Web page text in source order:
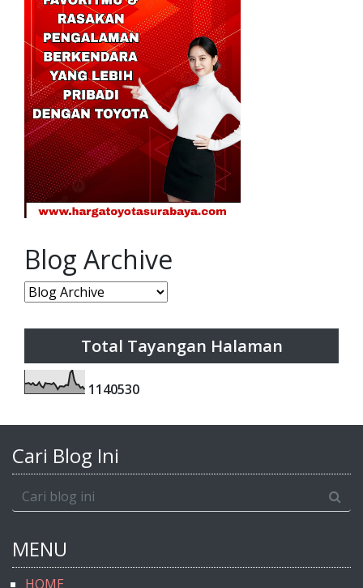
Blog Archive
Total Tayangan Halaman
1140530
Cari Blog Ini
MENU
HOME